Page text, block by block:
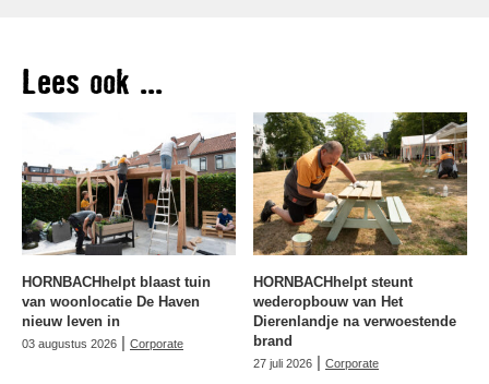
Lees ook ...
HORNBACHhelpt blaast tuin
van woonlocatie De Haven
nieuw leven in
03 augustus 2026 | Corporate
HORNBACHhelpt steunt
wederopbouw van Het
Dierenlandje na verwoestende
brand
27 juli 2026 | Corporate